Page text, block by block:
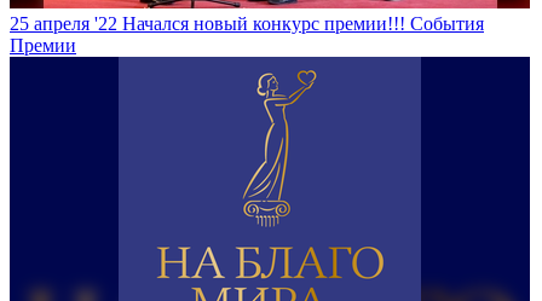
25 апреля '22 Начался новый конкурс премии!!! События
Премии